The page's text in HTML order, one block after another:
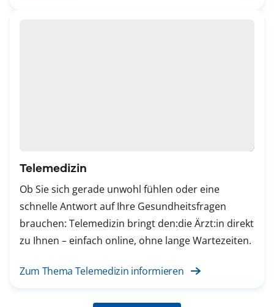
Telemedizin
Ob Sie sich gerade unwohl fühlen oder eine
schnelle Antwort auf Ihre Gesundheitsfragen
brauchen: Telemedizin bringt den:die Ärzt:in direkt
zu Ihnen – einfach online, ohne lange Wartezeiten.
Zum Thema Telemedizin informieren